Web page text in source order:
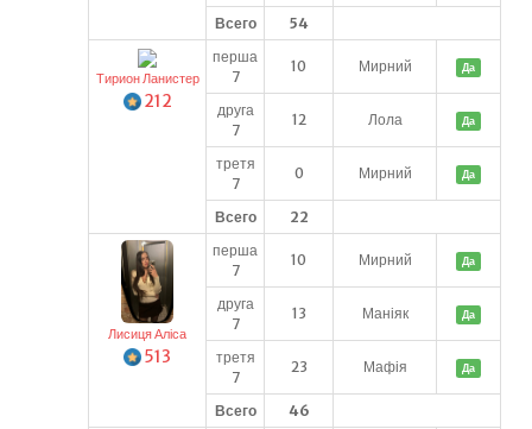
Всего 54
Тирион Ланистер
212
перша
7
10 Мирний Да
друга
7
12 Лола Да
третя
7
0 Мирний Да
Всего 22
Лисиця Аліса
513
перша
7
10 Мирний Да
друга
7
13 Маніяк Да
третя
7
23 Мафія Да
Всего 46